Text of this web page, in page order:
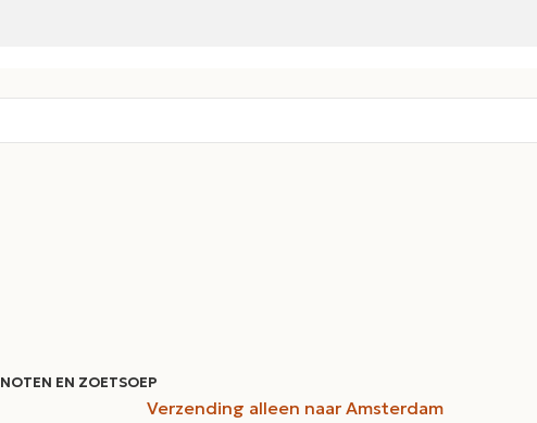
NOTEN EN ZOETSOEP
Verzending alleen naar Amsterdam